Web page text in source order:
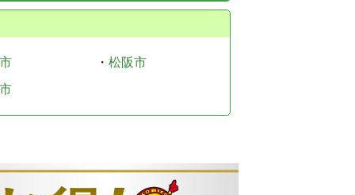
・ 松阪市